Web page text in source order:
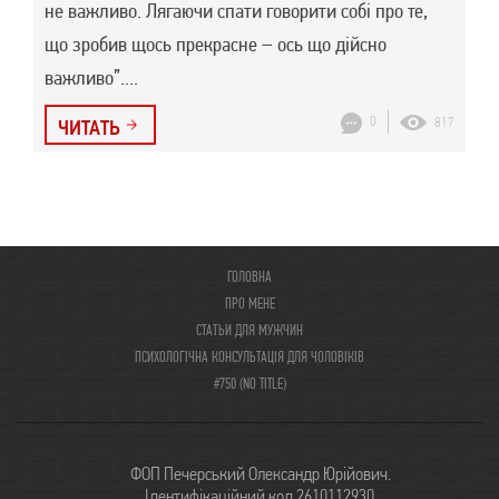
не важливо. Лягаючи спати говорити собі про те,
що зробив щось прекрасне – ось що дійсно
важливо”....
ЧИТАТЬ 0 817
ГОЛОВНА
ПРО МЕНЕ
СТАТЬИ ДЛЯ МУЖЧИН
ПСИХОЛОГІЧНА КОНСУЛЬТАЦІЯ ДЛЯ ЧОЛОВІКІВ
#750 (NO TITLE)
ФОП Печерський Олександр Юрійович.